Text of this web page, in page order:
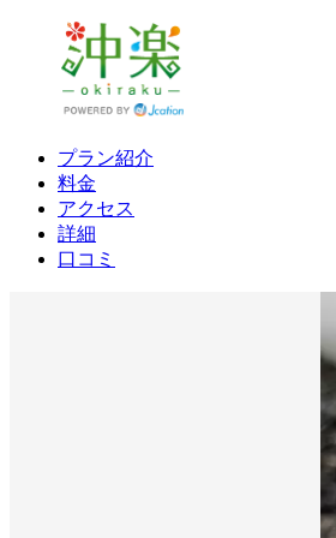
プラン紹介
料金
アクセス
詳細
口コミ